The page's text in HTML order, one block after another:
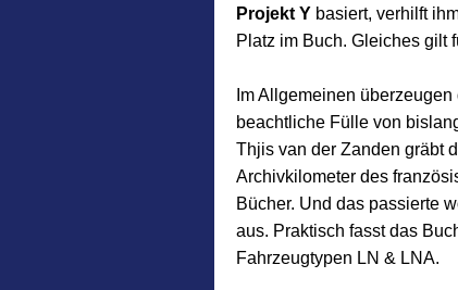
Projekt Y basiert, verhilft
Platz im Buch. Gleiches gilt
Im Allgemeinen
beachtliche Fülle von
Thjis van der Zanden gräbt
Archivkilometer des
Bücher. Und das passierte
aus. Praktisch fasst das
Fahrzeugtypen LN & LNA.